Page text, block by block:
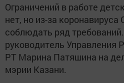
Ограничений в работе
нет, но из-за коронавируса
соблюдать ряд
руководитель Управления
РТ Марина Патяшина на
мэрии Казани.